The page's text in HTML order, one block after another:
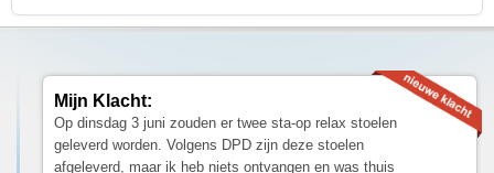
Mijn Klacht:
Op dinsdag 3 juni zouden er twee sta-op relax stoelen
geleverd worden. Volgens DPD zijn deze stoelen
afgeleverd, maar ik heb niets ontvangen en was thuis